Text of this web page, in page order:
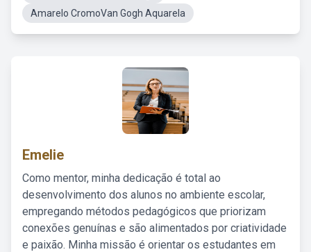
Amarelo CromoVan Gogh Aquarela
Emelie
Como mentor, minha dedicação é total ao
desenvolvimento dos alunos no ambiente escolar,
empregando métodos pedagógicos que priorizam
conexões genuínas e são alimentados por criatividade
e paixão. Minha missão é orientar os estudantes em